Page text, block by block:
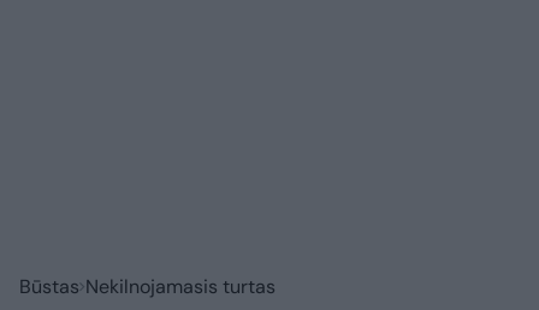
Būstas Nekilnojamasis turtas